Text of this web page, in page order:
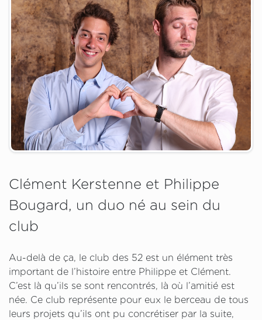
Clément Kerstenne et Philippe
Bougard, un duo né au sein du
club
Au-delà de ça, le club des 52 est un élément très
important de l’histoire entre Philippe et Clément.
C’est là qu’ils se sont rencontrés, là où l’amitié est
née. Ce club représente pour eux le berceau de tous
leurs projets qu’ils ont pu concrétiser par la suite,